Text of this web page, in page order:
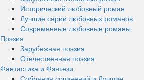
Исторический любовный роман
Лучшие серии любовных романов
Современные любовные романы
Поэзия
Зарубежная поэзия
Отечественная поэзия
Фантастика и Фэнтези
Собрания сочинений и Лучшие